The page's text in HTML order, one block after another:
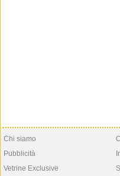
Chi siamo
Pubblicità
Vetrine Exclusive